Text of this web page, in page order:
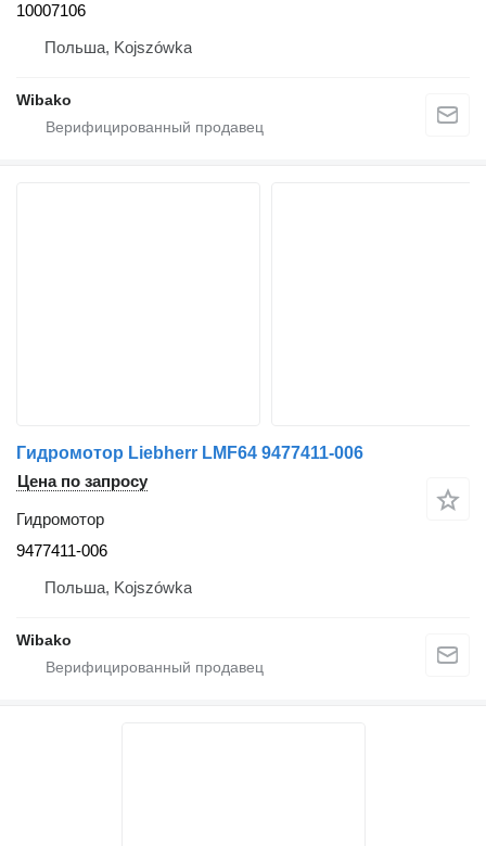
10007106
Польша, Kojszówka
Wibako
Гидромотор Liebherr LMF64 9477411-006
Цена по запросу
Гидромотор
9477411-006
Польша, Kojszówka
Wibako